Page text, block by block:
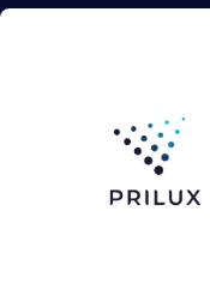
08791.
Tel.: (+34)